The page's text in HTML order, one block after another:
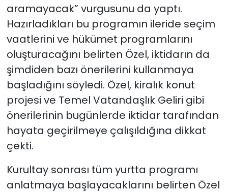
aramayacak” vurgusunu da yaptı.
Hazırladıkları bu programın ileride seçim
vaatlerini ve hükümet programlarını
oluşturacağını belirten Özel, iktidarın da
şimdiden bazı önerilerini kullanmaya
başladığını söyledi. Özel, kiralık konut
projesi ve Temel Vatandaşlık Geliri gibi
önerilerinin bugünlerde iktidar tarafından
hayata geçirilmeye çalışıldığına dikkat
çekti.
Kurultay sonrası tüm yurtta programı
anlatmaya başlayacaklarını belirten Özel